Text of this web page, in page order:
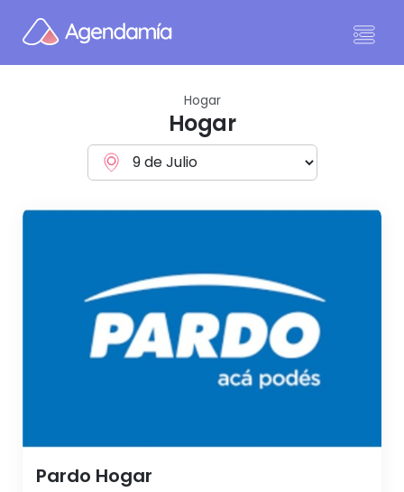
Hogar
Hogar
Pardo Hogar